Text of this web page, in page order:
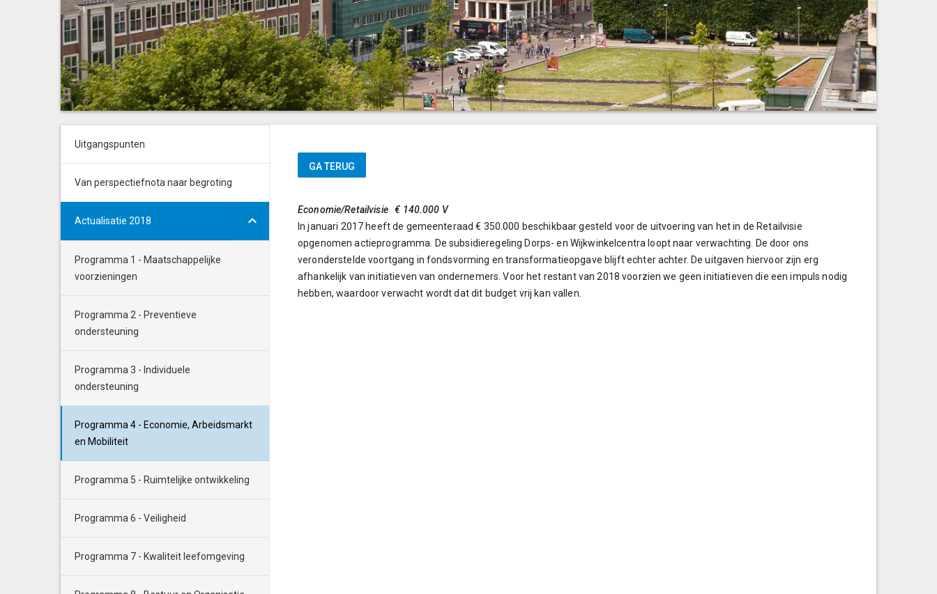
Economie/Retailvisie € 140.000 V
In januari 2017 heeft de gemeenteraad € 350.000 beschikbaar gesteld voor de uitvoering van het in de Retailvisie
opgenomen actieprogramma. De subsidieregeling Dorps- en Wijkwinkelcentra loopt naar verwachting. De door ons
veronderstelde voortgang in fondsvorming en transformatieopgave blijft echter achter. De uitgaven hiervoor zijn erg
afhankelijk van initiatieven van ondernemers. Voor het restant van 2018 voorzien we geen initiatieven die een impuls nodig
hebben, waardoor verwacht wordt dat dit budget vrij kan vallen.
Uitgangspunten
Van perspectiefnota naar begroting
Actualisatie 2018
Programma 1 - Maatschappelijke
voorzieningen
Programma 2 - Preventieve
ondersteuning
Programma 3 - Individuele
ondersteuning
Programma 4 - Economie, Arbeidsmarkt
en Mobiliteit
Programma 5 - Ruimtelijke ontwikkeling
Programma 6 - Veiligheid
Programma 7 - Kwaliteit leefomgeving